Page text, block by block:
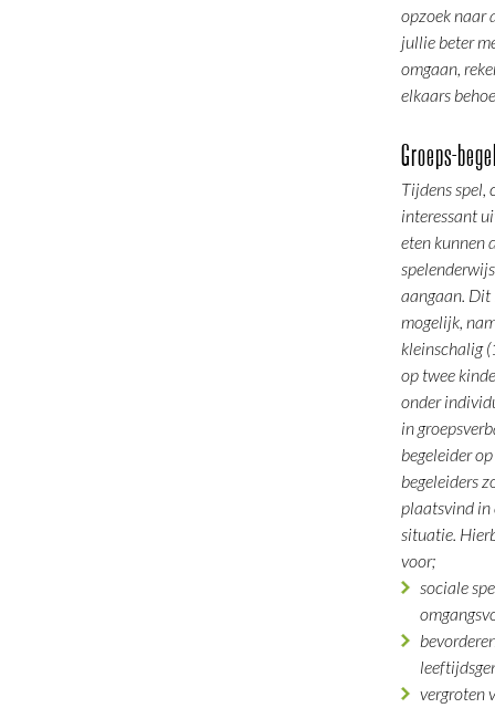
opzoek naar
jullie beter
omgaan,
elkaars
Groeps-
Tijdens spel,
interessant
eten kunnen
aangaan. Dit
mogelijk,
kleinschalig
op twee
onder
in
begeleider
begeleiders
plaatsvind in
situatie.
voor;
sociale
vergroten